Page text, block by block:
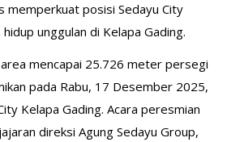
memperkuat posisi Sedayu City
unggulan di Kelapa Gading.
mencapai 25.726 meter persegi
pada Rabu, 17 Desember 2025,
Kelapa Gading. Acara peresmian
direksi Agung Sedayu Group,